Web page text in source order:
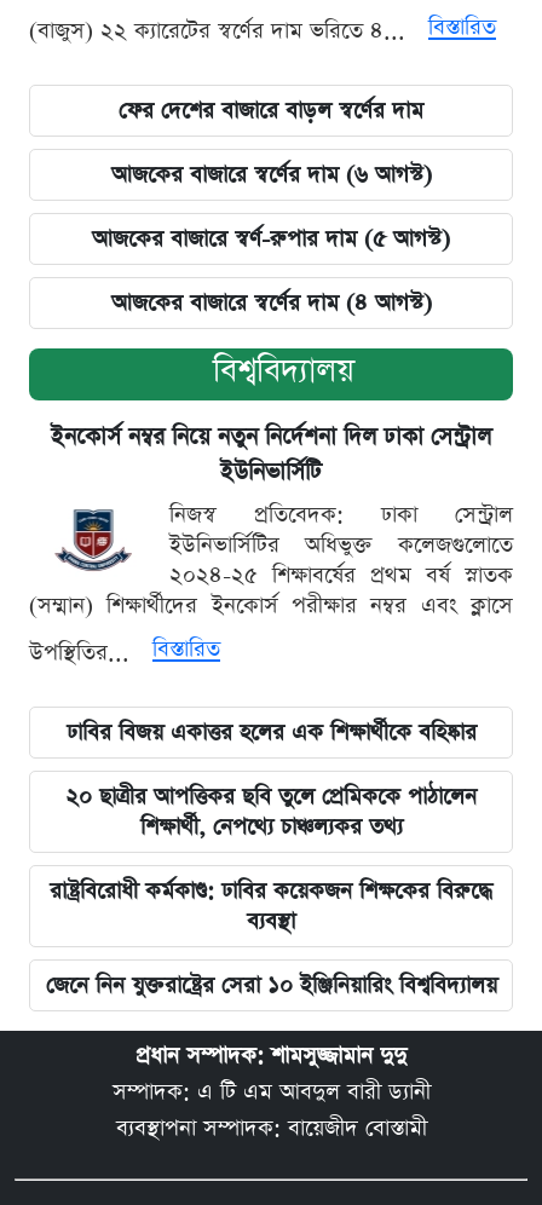
(বাজুস) ২২ ক্যারেটের স্বর্ণের দাম ভরিতে ৪...
বিস্তারিত
ফের দেশের বাজারে বাড়ল স্বর্ণের দাম
আজকের বাজারে স্বর্ণের দাম (৬ আগস্ট)
আজকের বাজারে স্বর্ণ-রুপার দাম (৫ আগস্ট)
আজকের বাজারে স্বর্ণের দাম (৪ আগস্ট)
বিশ্ববিদ্যালয়
ইনকোর্স নম্বর নিয়ে নতুন নির্দেশনা দিল ঢাকা সেন্ট্রাল
ইউনিভার্সিটি
নিজস্ব প্রতিবেদক: ঢাকা সেন্ট্রাল
ইউনিভার্সিটির অধিভুক্ত কলেজগুলোতে
২০২৪-২৫ শিক্ষাবর্ষের প্রথম বর্ষ স্নাতক
(সম্মান) শিক্ষার্থীদের ইনকোর্স পরীক্ষার নম্বর এবং ক্লাসে
উপস্থিতির...
বিস্তারিত
ঢাবির বিজয় একাত্তর হলের এক শিক্ষার্থীকে বহিষ্কার
২০ ছাত্রীর আপত্তিকর ছবি তুলে প্রেমিককে পাঠালেন
শিক্ষার্থী, নেপথ্যে চাঞ্চল্যকর তথ্য
রাষ্ট্রবিরোধী কর্মকাণ্ড: ঢাবির কয়েকজন শিক্ষকের বিরুদ্ধে
ব্যবস্থা
জেনে নিন যুক্তরাষ্ট্রের সেরা ১০ ইঞ্জিনিয়ারিং বিশ্ববিদ্যালয়
প্রধান সম্পাদক: শামসুজ্জামান দুদু
সম্পাদক: এ টি এম আবদুল বারী ড্যানী
ব্যবস্থাপনা সম্পাদক: বায়েজীদ বোস্তামী